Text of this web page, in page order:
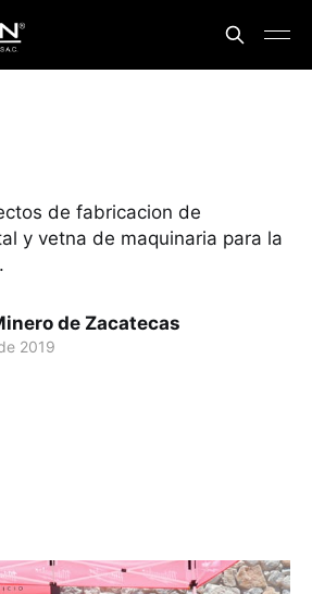
de fabricacion de
y vetna de maquinaria para la
de Zacatecas
2019